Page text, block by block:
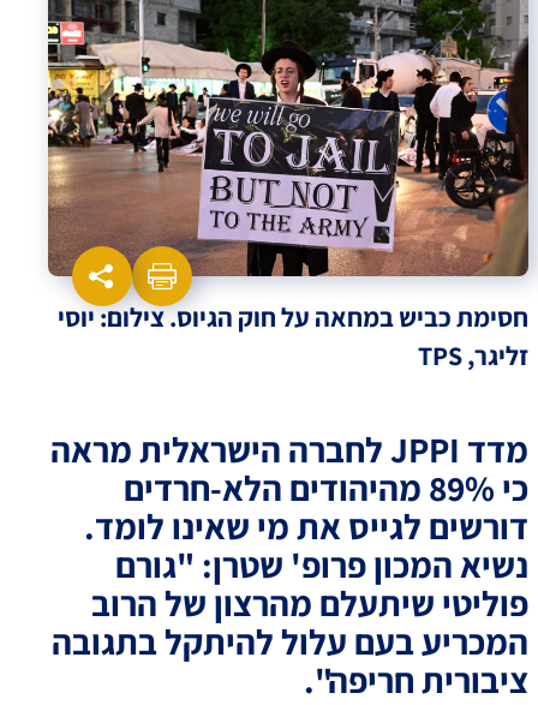
חסימת כביש במחאה על חוק הגיוס. צילום: יוסי
זליגר, TPS
מדד JPPI לחברה הישראלית מראה
כי 89% מהיהודים הלא-חרדים
דורשים לגייס את מי שאינו לומד.
נשיא המכון פרופ' שטרן: "גורם
פוליטי שיתעלם מהרצון של הרוב
המכריע בעם עלול להיתקל בתגובה
ציבורית חריפה".